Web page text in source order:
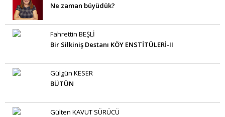
Ne zaman büyüdük?
Fahrettin BEŞLİ
Bir Silkiniş Destanı KÖY ENSTİTÜLERİ-II
Gülgün KESER
BÜTÜN
Gülten KAVUT SÜRÜCÜ